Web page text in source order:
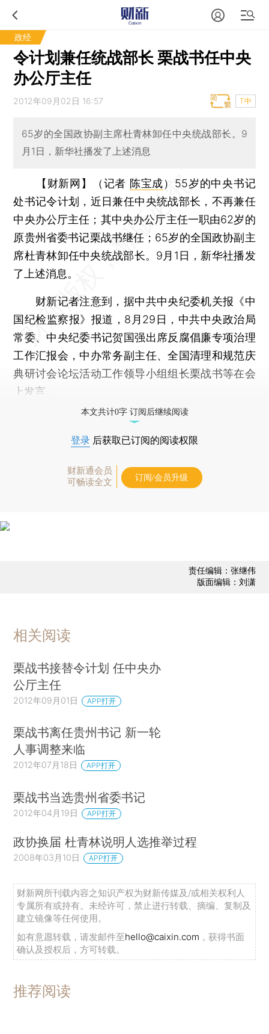
政经
令计划兼任统战部长 栗战书任中央
办公厅主任
2012年09月02日 16:57 T中
65岁的全国政协副主席杜青林卸任中央统战部长。9
月1日，新华社播发了上述消息
【财新网】（记者 陈宝成） 55岁的中央书记
处书记令计划，近日兼任中央统战部长，不再兼任
中央办公厅主任；其中央办公厅主任一职由62岁的
原贵州省委书记栗战书继任；65岁的全国政协副主
席杜青林卸任中央统战部长。9月1日，新华社播发
了上述消息。
财新记者注意到，据中共中央纪委机关报《中
国纪检监察报》报道，8月29日，中共中央政治局
常委、中央纪委书记贺国强出席反腐倡廉专项治理
工作汇报会，中办常务副主任、全国清理和规范庆
典研讨会论坛活动工作领导小组组长栗战书等在会
上发言。
本文共计0字 订阅后继续阅读
登录 后获取已订阅的阅读权限
财新通会员
可畅读全文
订阅/会员升级
责任编辑：张继伟
版面编辑：刘潇
相关阅读
栗战书接替令计划 任中央办
公厅主任
2012年09月01日 APP打开
栗战书离任贵州书记 新一轮
人事调整来临
2012年07月18日 APP打开
栗战书当选贵州省委书记
2012年04月19日 APP打开
政协换届 杜青林说明人选推举过程
2008年03月10日 APP打开
财新网所刊载内容之知识产权为财新传媒及/或相关权利人
专属所有或持有。未经许可，禁止进行转载、摘编、复制及
建立镜像等任何使用。
如有意愿转载，请发邮件至hello@caixin.com ，获得书面
确认及授权后，方可转载。
推荐阅读